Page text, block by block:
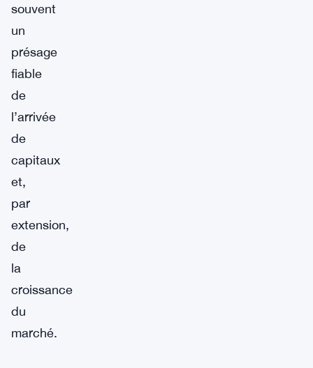
souvent
un
présage
fiable
de
l’arrivée
de
capitaux
et,
par
extension,
de
la
croissance
du
marché.